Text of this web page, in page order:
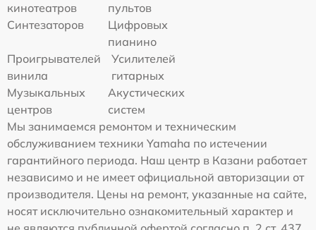
кинотеатров
пультов
Синтезаторов
Цифровых
пианино
Проигрывателей
винила
Усилителей
гитарных
Музыкальных
центров
Акустических
систем
Мы занимаемся ремонтом и техническим
обслуживанием техники Yamaha по истечении
гарантийного периода. Наш центр в Казани работает
независимо и не имеет официальной авторизации от
производителя. Цены на ремонт, указанные на сайте,
носят исключительно ознакомительный характер и